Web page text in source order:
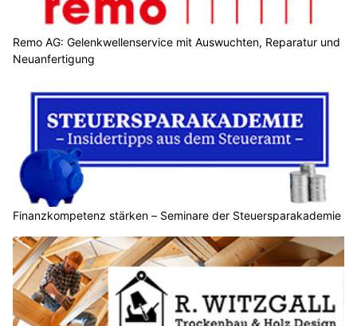
Remo AG: Gelenkwellenservice mit Auswuchten, Reparatur und
Neuanfertigung
Finanzkompetenz stärken – Seminare der Steuersparakademie